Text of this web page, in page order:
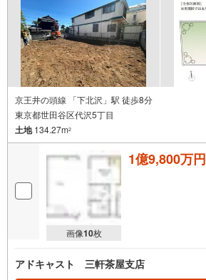
京王井の頭線 「下北沢」駅 徒歩8分
東京都世田谷区代沢5丁目
土地134.27m2
画像10枚
1億9,800万円
アドキャスト 三軒茶屋支店